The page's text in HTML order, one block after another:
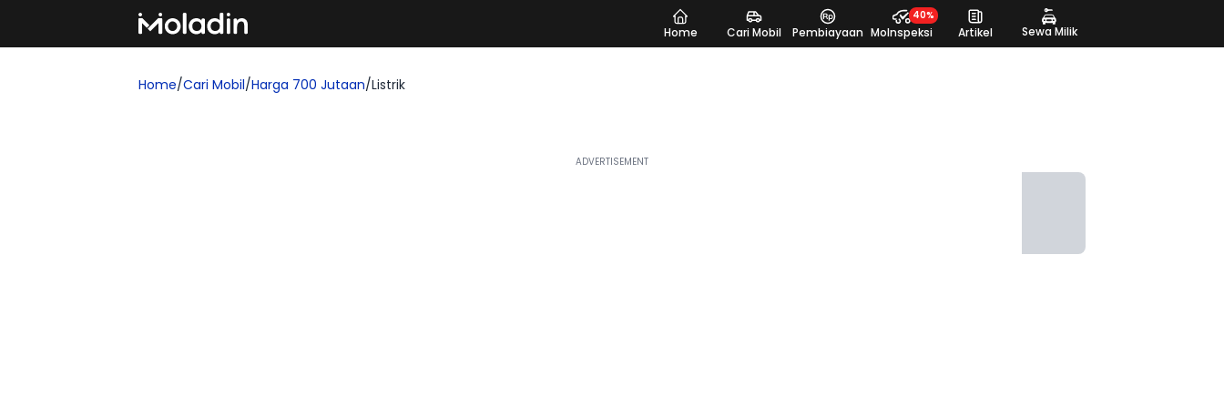
Home Cari Mobil Pembiayaan MoInspeksi
40%
Artikel Sewa Milik
Home/Cari Mobil/Harga 700 Jutaan/Listrik